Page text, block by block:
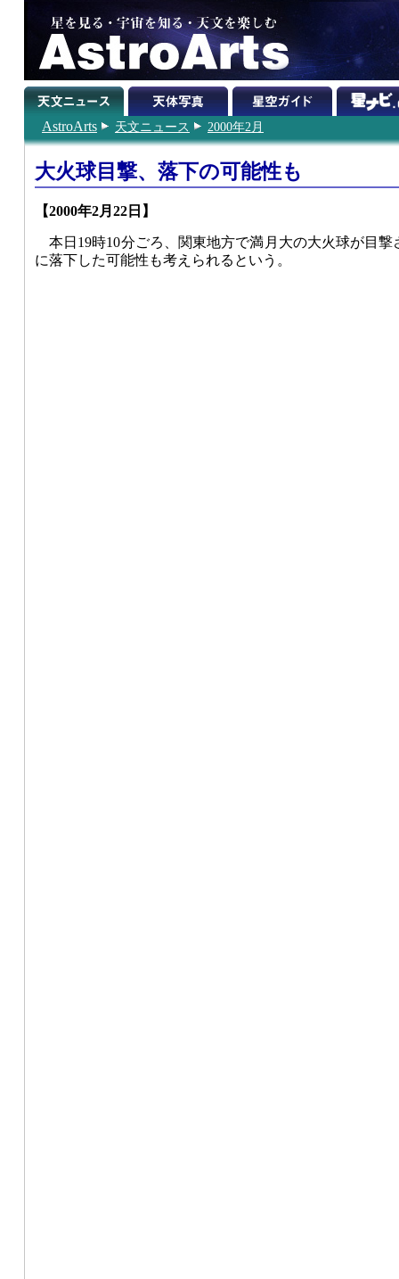
AstroArts 天文ニュース 2000年2月
大火球目撃、落下の可能性も
【2000年2月22日】
本日19時10分ごろ、関東地方で満月大の大火球が目
に落下した可能性も考えられるという。